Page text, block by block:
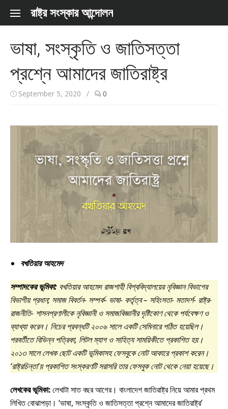
Skip to content
রাষ্ট্র সংস্কার আন্দোলন
ভাষা, সংস্কৃতি ও জাতিসত্তা
প্রশ্নে আমাদের জাতিরাষ্ট্র
September 5, 2020 / 0
বখতিয়ার আহমেদ
সম্পাদকের ভূমিকা: বখতিয়ার আহমেদ রাজশাহী বিশ্ববিদ্যালয়ের নৃবিজ্ঞান বিভাগের
বিভাগীয় প্রধান; সমাজ বিবর্তন- সম্পর্ক- ভাষা- কর্তৃত্ব – সহিংসতা- মতাদর্শ- রাষ্ট্র-
রাজনীতি- শাসনপ্রণালীকে নৃবিজ্ঞানী ও সমাজবিজ্ঞানীর দৃষ্টিকোণ থেকে পর্যবেক্ষণ ও
ব্যাখ্যা করেন। নিচের প্রবন্ধটি ২০০৬ সালে একটি সেমিনারে পঠিত হয়েছিল।
পরবর্তীতে বিভিন্ন পত্রিকা, লিটল ম্যাগ ও সাহিত্য সাময়িকীতে প্রকাশিত হয়।
২০১৩ সালে লেখক ছোট একটি ভূমিকাসহ ফেসবুকে নোট আকারে প্রকাশ করেন।
‘রাষ্ট্রচিন্তা’য় প্রকাশিত সংস্করণটি সরাসরি তার ফেসবুক নোট থেকে নেয়া হয়েছে।
লেখকের ভূমিকা:লেখাটা সাত বছর আগের। বাংলাদেশ জাতিরাষ্ট্র নিয়ে আমার প্রথম
লিখিত বোঝাপড়া। ‘ভাষা, সংস্কৃতি ও জাতিসত্তা প্রশ্নে আমাদের জাতিরাষ্ট্র’